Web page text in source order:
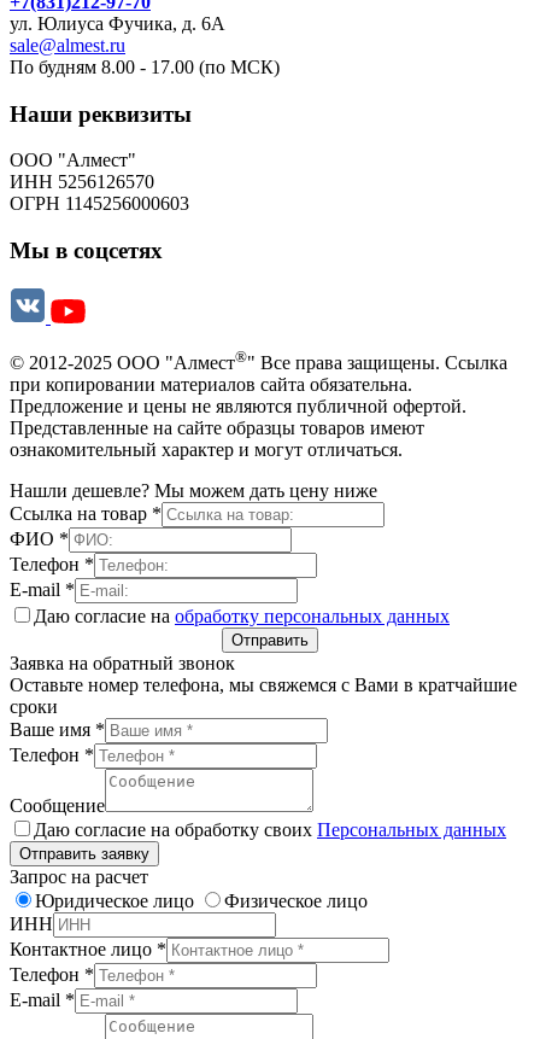
ул. Юлиуса Фучика, д. 6А
sale@almest.ru
По будням 8.00 - 17.00 (по МСК)
Наши реквизиты
ООО "Алмест"
ИНН 5256126570
ОГРН 1145256000603
Мы в соцсетях
© 2012-2025 ООО "Алмест®" Все права защищены. Ссылка
при копировании материалов сайта обязательна.
Предложение и цены не являются публичной офертой.
Представленные на сайте образцы товаров имеют
ознакомительный характер и могут отличаться.
Нашли дешевле? Мы можем дать цену ниже
Ссылка на товар *
ФИО *
Телефон *
E-mail *
Даю согласие на обработку персональных данных
Отправить
Заявка на обратный звонок
Оставьте номер телефона, мы свяжемся с Вами в кратчайшие
сроки
Ваше имя *
Телефон *
Сообщение
Даю согласие на обработку своих Персональных данных
Отправить заявку
Запрос на расчет
Юридическое лицо
Физическое лицо
ИНН
Контактное лицо *
Телефон *
E-mail *